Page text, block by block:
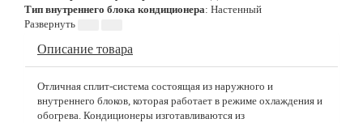
Тип внутреннего блока кондиционера: Настенный
Описание товара
Отличная сплит-система состоящая из наружного и
внутреннего блоков, которая работает в режиме охлаждения и
обогрева. Кондиционеры изготавливаются из